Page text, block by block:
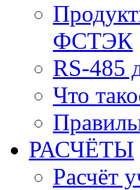
ФСТЭК
RS-485
Что
РАСЧЁТЫ
Расчёт